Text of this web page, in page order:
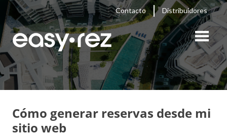
Saltar
contenido
Contacto Distribuidores
PMS
Hotelero,
Motor
de
Blog
easy
rez
Cómo generar reservas desde mi
sitio web